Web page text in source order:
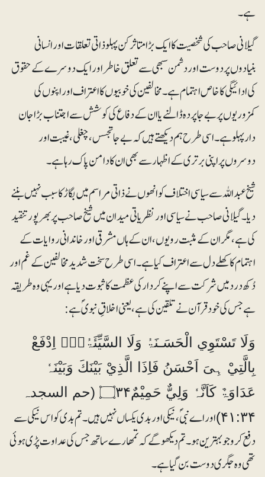
ہے۔
گیلانی صاحب کی شخصیت کا ایک بڑا متاثر کن پہلو ذاتی تعلقات اور انسانی
بنیادوں پر دوست اور دشمن سبھی سے تعلق خاطر اور ایک دوسرے کے حقوق
کی ادائیگی کا خاص اہتمام ہے۔ مخالفین کی خوبیوں کا اعتراف اور اپنوں کی
کمزوریوں پر بے جا پردہ ڈالنے یا ان کے دفاع کی کوشش سے اجتناب بڑا جان
دار پہلو ہے۔ اسی طرح ہم دیکھتے ہیں کہ بے جا تجسس، چغلی، غیبت اور
دوسروں پر اپنی برتری کے اظہار سے بھی ان کا دامن پاک رہا ہے۔
شیخ عبداللہ سے سیاسی اختلاف کو انھوں نے ذاتی مراسم میں بگاڑ کا سبب نہیں بننے
دیا۔ گیلانی صاحب نے سیاسی اور نظریاتی میدان میں شیخ صاحب پر بھرپور تنقید
کی ہے، مگر ان کے مثبت رویوں، ان کے ہاں مشرقی اور خاندانی روایات کے
اہتمام کا کھلے دل سے اعتراف کیا ہے۔ اسی طرح سخت شدید مخالفین کے غم اور
دُکھ درد میں شرکت سے اپنے کردار کی عظمت کا ثبوت دیا ہے اور یہی وہ طریقہ
ہے جس کی خود قرآن نے تلقین کی ہے، یعنی اخلاقِ نبویؐ ہے:
وَلَا تَسْتَوِي الْحَسَـنَۃُ وَلَا السَّيِّئَۃُ۝۰ۭ اِدْفَعْ
بِالَّتِيْ ہِىَ اَحْسَنُ فَاِذَا الَّذِيْ بَيْنَكَ وَبَيْنَہٗ
عَدَاوَۃٌ كَاَنَّہٗ وَلِيٌّ حَمِيْمٌ۝۳۴ (حم السجدہ
۴۱:۳۴) اور اے نبیؐ، نیکی اور بدی یکساں نہیں ہیں۔ تم بدی کو اس نیکی سے
دفع کرو جو بہترین ہو۔ تم دیکھو گے کہ تمھارے ساتھ جس کی عداوت پڑی ہوئی
تھی وہ جگری دوست بن گیا ہے۔